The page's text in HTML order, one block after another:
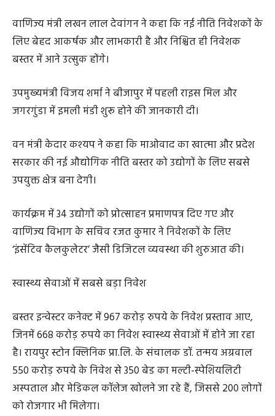
वाणिज्य मंत्री लखन लाल देवांगन ने कहा कि नई नीति निवेशकों के
लिए बेहद आकर्षक और लाभकारी है और निश्चित ही निवेशक
बस्तर में आने उत्सुक होंगे।
उपमुख्यमंत्री विजय शर्मा ने बीजापुर में पहली राइस मिल और
जगरगुंडा में इमली मंडी शुरू होने की जानकारी दी।
वन मंत्री केदार कश्यप ने कहा कि माओवाद का खात्मा और प्रदेश
सरकार की नई औद्योगिक नीति बस्तर को उद्योगों के लिए सबसे
उपयुक्त क्षेत्र बना देगी।
कार्यक्रम में 34 उद्योगों को प्रोत्साहन प्रमाणपत्र दिए गए और
वाणिज्य विभाग के सचिव रजत कुमार ने निवेशकों के लिए
‘इंसेंटिव कैलकुलेटर’ जैसी डिजिटल व्यवस्था की शुरुआत की।
स्वास्थ्य सेवाओं में सबसे बड़ा निवेश
बस्तर इन्वेस्टर कनेक्ट में 967 करोड़ रुपये के निवेश प्रस्ताव आए,
जिनमें 668 करोड़ रुपये का निवेश स्वास्थ्य सेवाओं में होने जा रहा
है। रायपुर स्टोन क्लिनिक प्रा.लि. के संचालक डॉ. तन्मय अग्रवाल
550 करोड़ रुपये के निवेश से 350 बेड का मल्टी-स्पेशियलिटी
अस्पताल और मेडिकल कॉलेज खोलने जा रहे हैं, जिससे 200 लोगों
को रोजगार भी मिलेगा।